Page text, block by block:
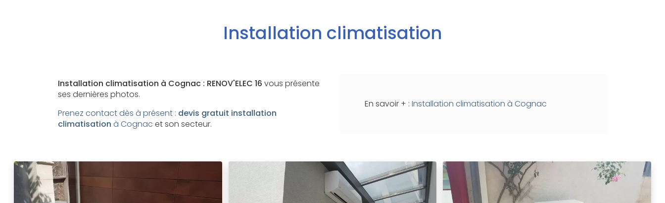
Installation climatisation
Installation climatisation à Cognac : RENOV'ELEC 16 vous présente
ses dernières photos.
Prenez contact dès à présent : devis gratuit installation
climatisation à Cognac et son secteur.
En savoir + : Installation climatisation à Cognac